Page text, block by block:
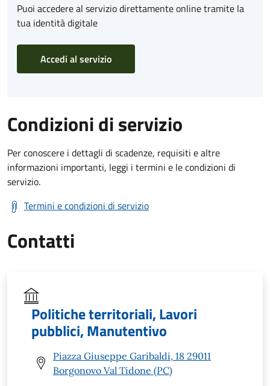
Puoi accedere al servizio direttamente online tramite la
tua identità digitale
Accedi al servizio
Condizioni di servizio
Per conoscere i dettagli di scadenze, requisiti e altre
informazioni importanti, leggi i termini e le condizioni di
servizio.
Termini e condizioni di servizio
Contatti
Politiche territoriali, Lavori
pubblici, Manutentivo
Piazza Giuseppe Garibaldi, 18 29011
Borgonovo Val Tidone (PC)